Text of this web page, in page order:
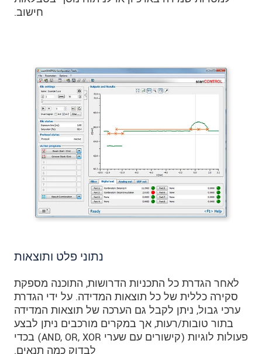
חישוב.
נתוני פלט ותוצאות
לאחר הגדרת כל התכניות הדרושות, התוכנה מספקת
סקירה כללית של כל תוצאות המדידה. על ידי הגדרת
ערכי גבול, ניתן לקבל גם הערכה של תוצאות המדידה
בתור טובות/רעות, אך במקרים מורכבים ניתן לבצע
פעולות לוגיות (קישורים עם שערי AND, OR, XOR) בכדי
לבדוק כמה תנאים.